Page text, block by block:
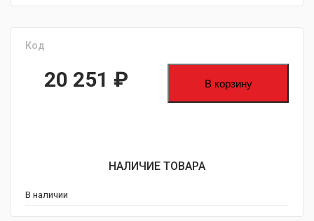
Код
20 251 ₽ В корзину
НАЛИЧИЕ ТОВАРА
В наличии